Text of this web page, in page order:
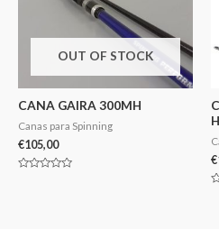
OUT OF STOCK
CANA GAIRA 300MH
Canas para Spinning
€105,00
€